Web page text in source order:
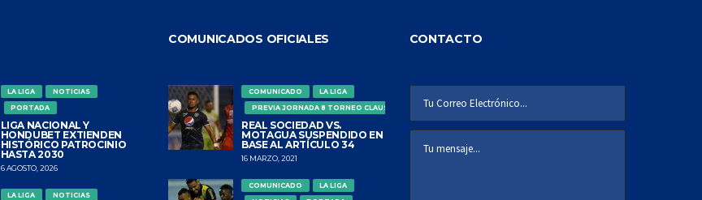
LA LIGA
NOTICIAS
PORTADA
LIGA NACIONAL Y
HONDUBET EXTIENDEN
HISTÓRICO PATROCINIO
HASTA 2030
6 AGOSTO, 2026
LA LIGA
NOTICIAS
COMUNICADOS OFICIALES
COMUNICADO
LA LIGA
PREVIA JORNADA 8 TORNEO CLAUSURA
REAL SOCIEDAD VS.
MOTAGUA SUSPENDIDO EN
BASE AL ARTÍCULO 34
16 MARZO, 2021
COMUNICADO
LA LIGA
CONTACTO